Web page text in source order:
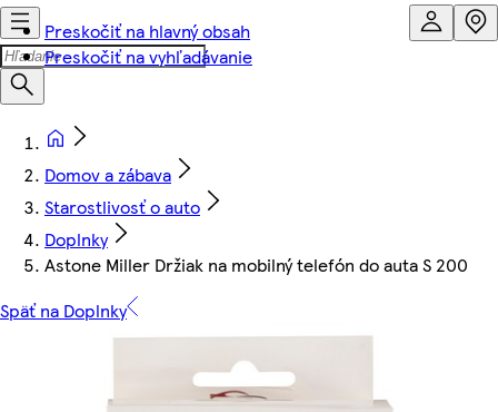
Preskočiť na hlavný obsah
Preskočiť na vyhľadávanie
Domov a zábava
Starostlivosť o auto
Doplnky
Astone Miller Držiak na mobilný telefón do auta S 200
Späť na Doplnky